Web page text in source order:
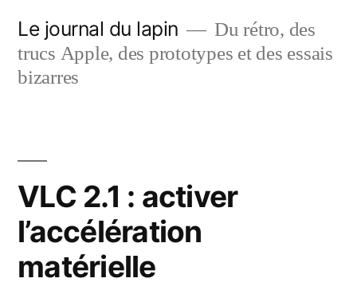
contenu
Le journal du lapin
Du rétro, des
trucs Apple, des prototypes et des essais
bizarres
VLC 2.1 : activer
l’accélération
matérielle